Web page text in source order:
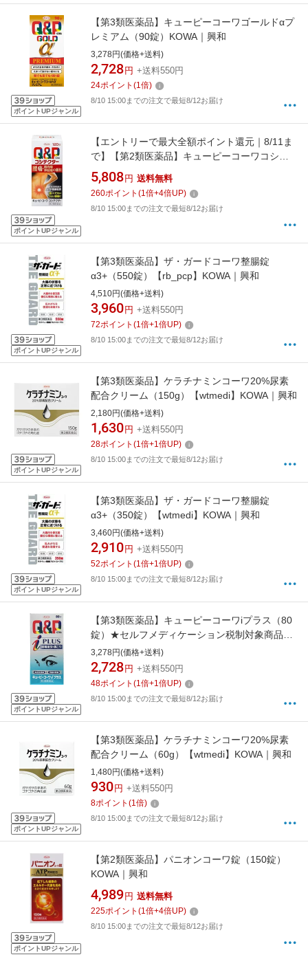
ポイントUPジャンル
【第3類医薬品】キューピーコーワゴールドαプ
レミアム（90錠）KOWA｜興和
3,278円(価格+送料)
2,728 円 +送料550円
24ポイント (1倍)
8/10 15:00までの注文で最短8/12お届け
ポイントUPジャンル
【エントリーで最大全額ポイント還元｜8/11ま
で】【第2類医薬品】キューピーコーワコシテ
クター（120錠） KOWA｜興和
5,808 円 送料無料
260ポイント (1倍+4倍UP)
8/10 15:00までの注文で最短8/12お届け
ポイントUPジャンル
【第3類医薬品】ザ・ガードコーワ整腸錠
α3+（550錠）【rb_pcp】KOWA｜興和
4,510円(価格+送料)
3,960 円 +送料550円
72ポイント (1倍+1倍UP)
8/10 15:00までの注文で最短8/12お届け
ポイントUPジャンル
【第3類医薬品】ケラチナミンコーワ20%尿素
配合クリーム（150g）【wtmedi】KOWA｜興和
2,180円(価格+送料)
1,630 円 +送料550円
28ポイント (1倍+1倍UP)
8/10 15:00までの注文で最短8/12お届け
ポイントUPジャンル
【第3類医薬品】ザ・ガードコーワ整腸錠
α3+（350錠）【wtmedi】KOWA｜興和
3,460円(価格+送料)
2,910 円 +送料550円
52ポイント (1倍+1倍UP)
8/10 15:00までの注文で最短8/12お届け
ポイントUPジャンル
【第3類医薬品】キューピーコーワiプラス（80
錠）★セルフメディケーション税制対象商品
【wtmedi】KOWA｜興和
3,278円(価格+送料)
2,728 円 +送料550円
48ポイント (1倍+1倍UP)
8/10 15:00までの注文で最短8/12お届け
ポイントUPジャンル
【第3類医薬品】ケラチナミンコーワ20%尿素
配合クリーム（60g）【wtmedi】KOWA｜興和
1,480円(価格+送料)
930 円 +送料550円
8ポイント (1倍)
8/10 15:00までの注文で最短8/12お届け
ポイントUPジャンル
【第2類医薬品】パニオンコーワ錠（150錠）
KOWA｜興和
4,989 円 送料無料
225ポイント (1倍+4倍UP)
8/10 15:00までの注文で最短8/12お届け